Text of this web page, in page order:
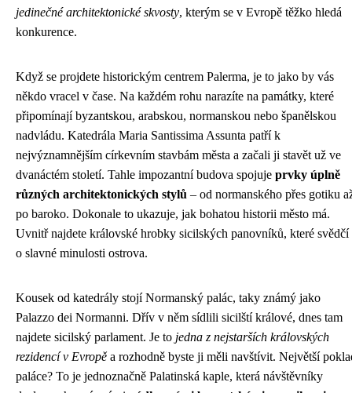
jedinečné architektonické skvosty, kterým se v Evropě těžko hledá
konkurence.
Když se projdete historickým centrem Palerma, je to jako by vás
někdo vracel v čase. Na každém rohu narazíte na památky, které
připomínají byzantskou, arabskou, normanskou nebo španělskou
nadvládu. Katedrála Maria Santissima Assunta patří k
nejvýznamnějším církevním stavbám města a začali ji stavět už ve
dvanáctém století. Tahle impozantní budova spojuje prvky úplně
různých architektonických stylů – od normanského přes gotiku
po baroko. Dokonale to ukazuje, jak bohatou historii město má.
Uvnitř najdete královské hrobky sicilských panovníků, které svědčí
o slavné minulosti ostrova.
Kousek od katedrály stojí Normanský palác, taky známý jako
Palazzo dei Normanni. Dřív v něm sídlili sicilští králové, dnes tam
najdete sicilský parlament. Je to jedna z nejstarších královských
rezidencí v Evropě a rozhodně byste ji měli navštívit. Největší
paláce? To je jednoznačně Palatinská kaple, která návštěvníky